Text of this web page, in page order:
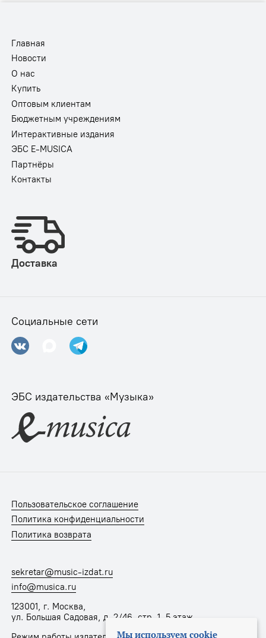
Главная
Новости
О нас
Купить
Оптовым клиентам
Бюджетным учреждениям
Интерактивные издания
ЭБС E-MUSICA
Партнёры
Контакты
Доставка
Социальные сети
ЭБС издательства «Музыка»
Пользовательское соглашение
Политика конфиденциальности
Политика возврата
sekretar@music-izdat.ru
info@musica.ru
123001, г. Москва,
ул. Большая Садовая, д. 2/46, стр. 1, 5 этаж
Мы используем cookie